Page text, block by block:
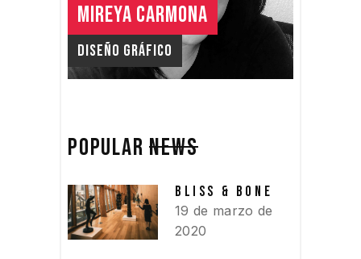
MIREYA CARMONA
Diseño Gráfico
POPULARNEWS
BLISS & BONE
19 de marzo de
2020